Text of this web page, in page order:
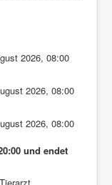
2026,08:00
2026,08:00
2026,08:00
und endet